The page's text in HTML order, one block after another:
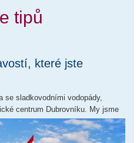
tipů
které jste
se sladkovodními vodopády,
centrum Dubrovníku. My jsme
jste o Chorvatsku možná ještě
několik.